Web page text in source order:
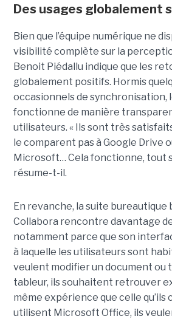
Des usages globalement
Bien que l’équipe numérique ne
visibilité complète sur la
Benoit Piédallu indique que les
globalement positifs. Hormis
occasionnels de synchronisation,
fonctionne de manière
utilisateurs. « Ils sont très
le comparent pas à Google Drive
Microsoft… Cela fonctionne, tout
résume-t-il.
En revanche, la suite bureautique
Collabora rencontre davantage
notamment parce que son
à laquelle les utilisateurs sont
veulent modifier un document ou
tableur, ils souhaitent retrouver
même expérience que celle qu’ils
utilisent Microsoft Office, ils